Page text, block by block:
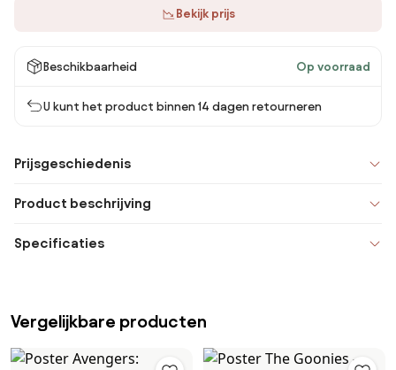
Bekijk prijs
Beschikbaarheid Op voorraad
U kunt het product binnen 14 dagen retourneren
Prijsgeschiedenis
Product beschrijving
Specificaties
Vergelijkbare producten